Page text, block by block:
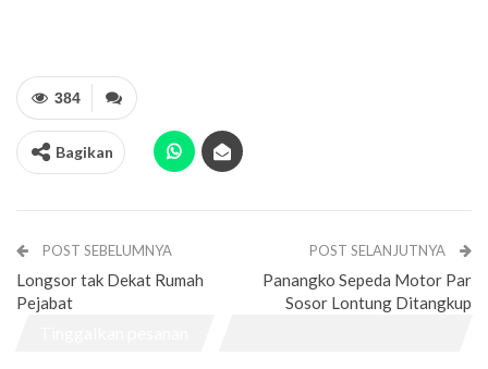
384
Bagikan
POST SEBELUMNYA
Longsor tak Dekat Rumah
Pejabat
POST SELANJUTNYA
Panangko Sepeda Motor Par
Sosor Lontung Ditangkup